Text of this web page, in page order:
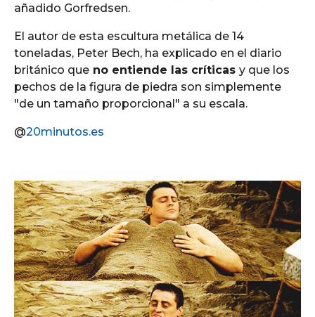
añadido Gorfredsen.
El autor de esta escultura metálica de 14
toneladas, Peter Bech, ha explicado en el diario
británico que no entiende las críticas y que los
pechos de la figura de piedra son simplemente
"de un tamaño proporcional" a su escala.
@20minutos.es